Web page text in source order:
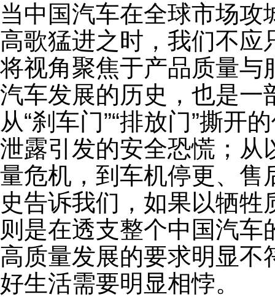
当中国汽车在全球市场
高歌猛进之时，我们不应
将视角聚焦于产品质量与
汽车发展的历史，也是一
从“刹车门”“排放门”撕开
泄露引发的安全恐慌；从
量危机，到车机停更、
史告诉我们，如果以牺
则是在透支整个中国汽
高质量发展的要求明显不
好生活需要明显相悖。